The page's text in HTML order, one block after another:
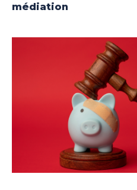
médiation